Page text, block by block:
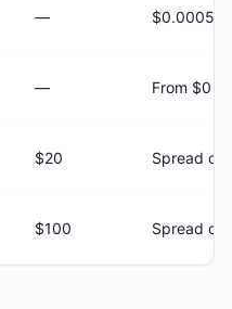
—
— From $0
$20 Spread
$100 Spread